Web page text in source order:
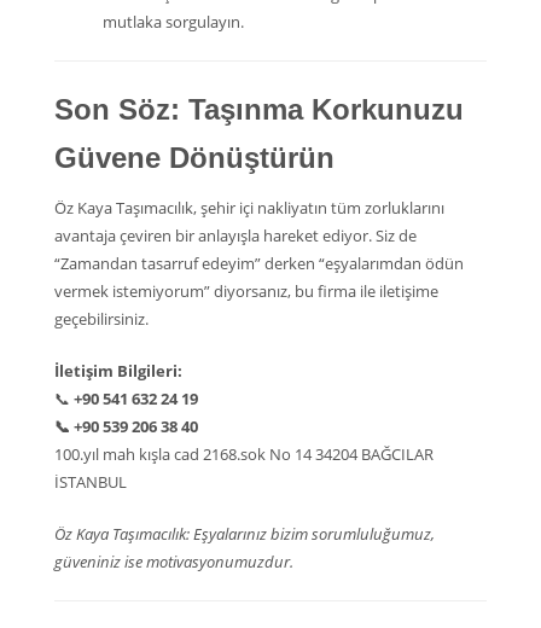
mutlaka sorgulayın.
Son Söz: Taşınma Korkunuzu
Güvene Dönüştürün
Öz Kaya Taşımacılık, şehir içi nakliyatın tüm zorluklarını
avantaja çeviren bir anlayışla hareket ediyor. Siz de
“Zamandan tasarruf edeyim” derken “eşyalarımdan ödün
vermek istemiyorum” diyorsanız, bu firma ile iletişime
geçebilirsiniz.
İletişim Bilgileri:
📞 +90 541 632 24 19
📞 +90 539 206 38 40
100.yıl mah kışla cad 2168.sok No 14 34204 BAĞCILAR
İSTANBUL
Öz Kaya Taşımacılık: Eşyalarınız bizim sorumluluğumuz,
güveniniz ise motivasyonumuzdur.